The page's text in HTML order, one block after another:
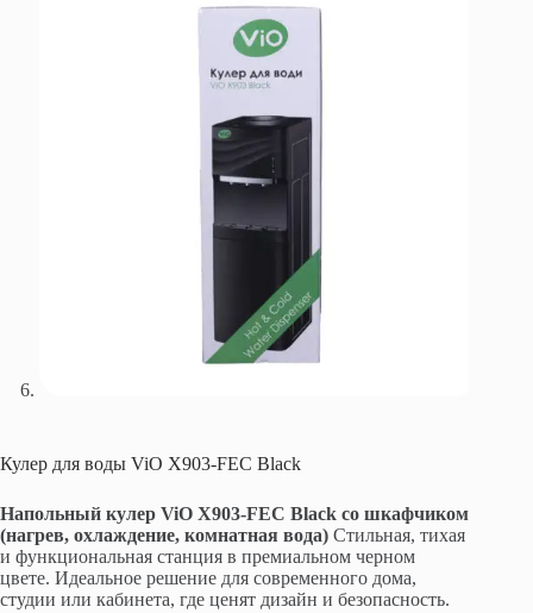
Кулер для воды ViO X903-FEC Black
Напольный кулер ViO X903-FEC Black со шкафчиком
(нагрев, охлаждение, комнатная вода) Стильная, тихая
и функциональная станция в премиальном черном
цвете. Идеальное решение для современного дома,
студии или кабинета, где ценят дизайн и безопасность.